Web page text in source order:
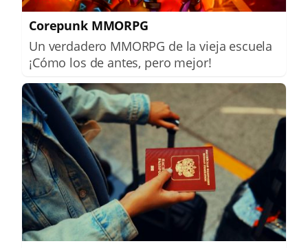
Corepunk MMORPG
Un verdadero MMORPG de la vieja escuela
¡Cómo los de antes, pero mejor!